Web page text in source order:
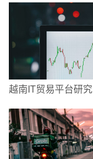
越南IT贸易平台研究